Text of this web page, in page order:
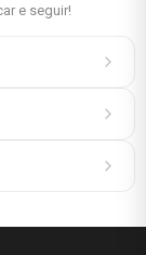
e seguir!